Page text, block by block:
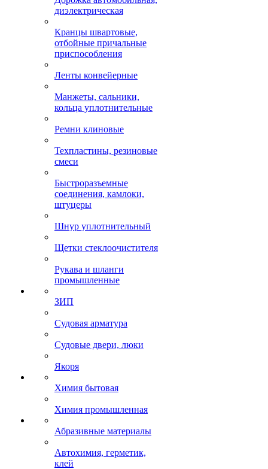
диэлектрическая
Кранцы швартовые,
отбойные причальные
приспособления
Ленты конвейерные
Манжеты, сальники,
кольца уплотнительные
Ремни клиновые
Техпластины, резиновые
смеси
Быстроразъемные
соединения, камлоки,
штуцеры
Шнур уплотнительный
Щетки стеклоочистителя
Рукава и шланги
промышленные
ЗИП
Судовая арматура
Судовые двери, люки
Якоря
Химия бытовая
Химия промышленная
Абразивные материалы
Автохимия, герметик,
клей